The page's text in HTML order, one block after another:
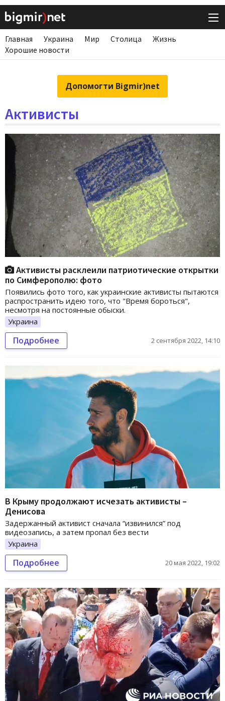
Главная Украина Мир Столица
Жизнь
Хорошие новости
Допомогти Bigmir)net
Активисты
Активисты расклеили патриотические открытки
по Симферополю: фото
Появились фото того, как украинские активисты пытаются
распространить идею того, что "Время бороться",
несмотря на постоянные обыски.
Украина
Подробнее 2 сентября 2022, 14:10
В Крыму продолжают исчезать активисты –
Денисова
Задержанный активист сначала “извинился” под
видеозапись, а затем пропал без вести
Украина
Подробнее 20 мая 2022, 19:02